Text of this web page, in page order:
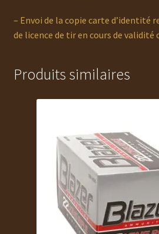
– Envoi de la copie carte d’identité
de licence de tir en cours de validité
Produits similaires